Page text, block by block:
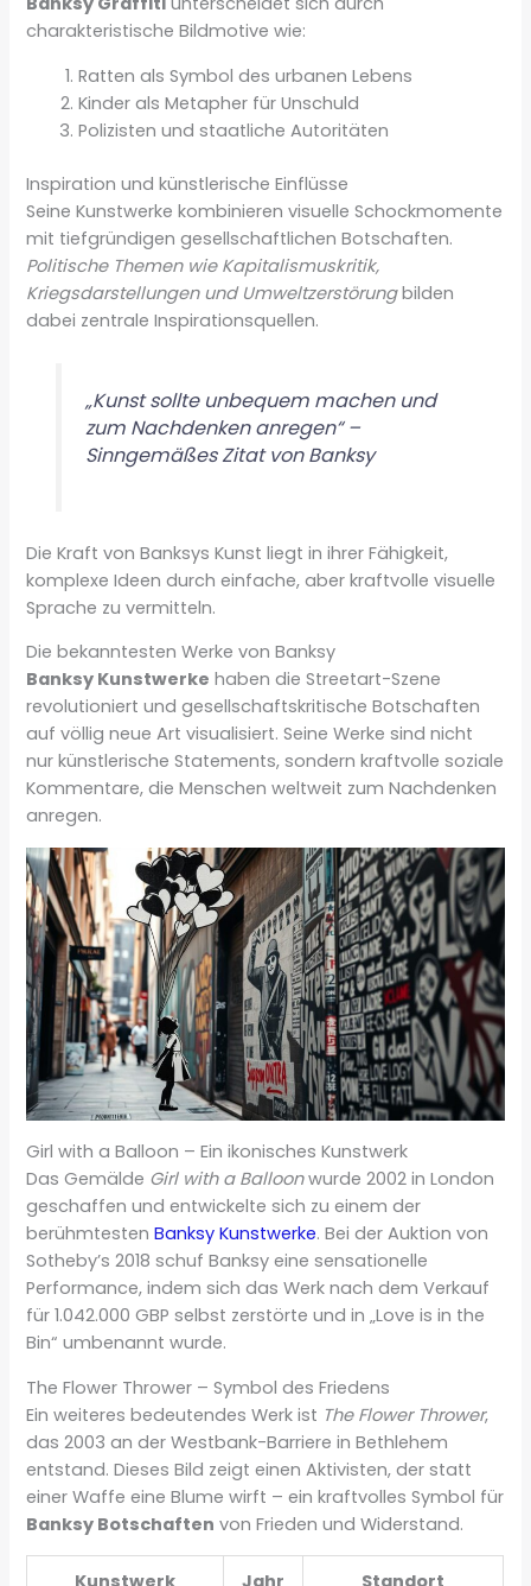
charakteristische Bildmotive wie:
Ratten als Symbol des urbanen Lebens
Kinder als Metapher für Unschuld
Polizisten und staatliche Autoritäten
Inspiration und künstlerische Einflüsse
Seine Kunstwerke kombinieren visuelle Schockmomente
mit tiefgründigen gesellschaftlichen Botschaften.
Politische Themen wie Kapitalismuskritik,
Kriegsdarstellungen und Umweltzerstörungbilden
dabei zentrale Inspirationsquellen.
„Kunst sollte unbequem machen und
zum Nachdenken anregen“ –
Sinngemäßes Zitat von Banksy
Die Kraft von Banksys Kunst liegt in ihrer Fähigkeit,
komplexe Ideen durch einfache, aber kraftvolle visuelle
Sprache zu vermitteln.
Die bekanntesten Werke von Banksy
Banksy Kunstwerke haben die Streetart-Szene
revolutioniert und gesellschaftskritische Botschaften
auf völlig neue Art visualisiert. Seine Werke sind nicht
nur künstle­rische Statements, sondern kraftvolle soziale
Kommentare, die Menschen weltweit zum Nachdenken
anregen.
Girl with a Balloon – Ein ikonisches Kunstwerk
Das Gemälde Girl with a Balloonwurde 2002 in London
geschaffen und entwickelte sich zu einem der
berühmtestenBanksy Kunstwerke. Bei der Auktion von
Sotheby’s 2018 schuf Banksy eine sensationelle
Performance, indem sich das Werk nach dem Verkauf
für 1.042.000 GBP selbst zerstörte und in „Love is in the
Bin“ umbenannt wurde.
The Flower Thrower – Symbol des Friedens
Ein weiteres bedeutendes Werk ist The Flower Thrower,
das 2003 an der Westbank-Barriere in Bethlehem
entstand. Dieses Bild zeigt einen Aktivisten, der statt
einer Waffe eine Blume wirft – ein kraftvolles Symbol für
Banksy Botschaften von Frieden und Widerstand.